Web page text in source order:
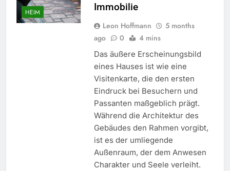
HEIM
Immobilie
Leon Hoffmann
5 months
ago
0 4 mins
Das äußere Erscheinungsbild
eines Hauses ist wie eine
Visitenkarte, die den ersten
Eindruck bei Besuchern und
Passanten maßgeblich prägt.
Während die Architektur des
Gebäudes den Rahmen vorgibt,
ist es der umliegende
Außenraum, der dem Anwesen
Charakter und Seele verleiht.